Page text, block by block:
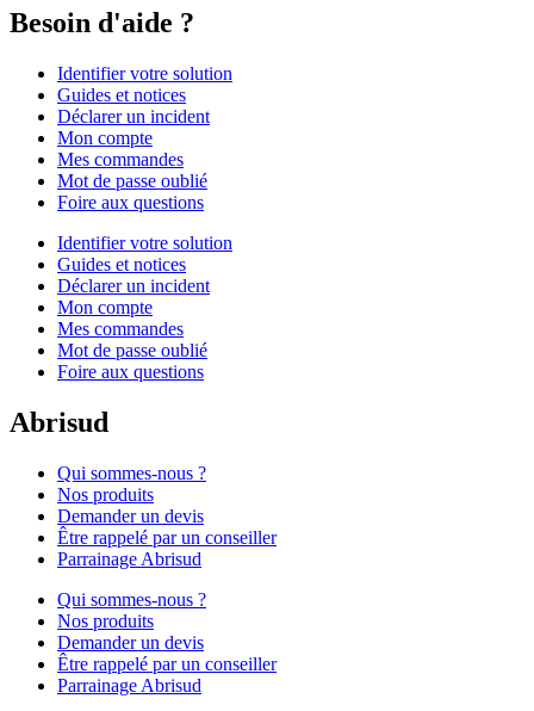
Besoin d'aide ?
Identifier votre solution
Guides et notices
Déclarer un incident
Mon compte
Mes commandes
Mot de passe oublié
Foire aux questions
Identifier votre solution
Guides et notices
Déclarer un incident
Mon compte
Mes commandes
Mot de passe oublié
Foire aux questions
Abrisud
Qui sommes-nous ?
Nos produits
Demander un devis
Être rappelé par un conseiller
Parrainage Abrisud
Qui sommes-nous ?
Nos produits
Demander un devis
Être rappelé par un conseiller
Parrainage Abrisud